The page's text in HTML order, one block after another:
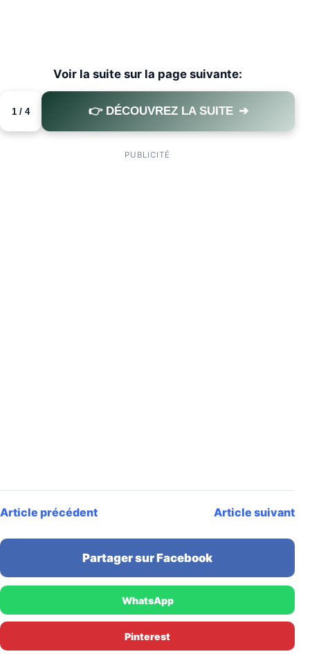
Voir la suite sur la page suivante:
1 / 4 👉 DÉCOUVREZ LA SUITE ➔
PUBLICITÉ
Article précédent Article suivant
Partager sur Facebook
WhatsApp
Pinterest